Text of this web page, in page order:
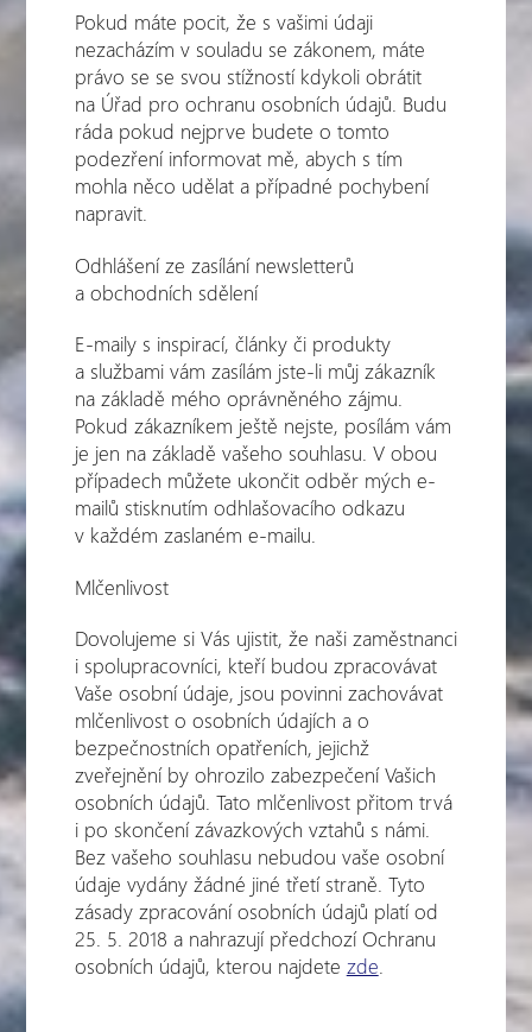
Pokud máte pocit, že s vašimi údaji
nezacházím v souladu se zákonem, máte
právo se se svou stížností kdykoli obrátit
na Úřad pro ochranu osobních údajů. Budu
ráda pokud nejprve budete o tomto
podezření informovat mě, abych s tím
mohla něco udělat a případné pochybení
napravit.
Odhlášení ze zasílání newsletterů
a obchodních sdělení
E-maily s inspirací, články či produkty
a službami vám zasílám jste-li můj zákazník
na základě mého oprávněného zájmu.
Pokud zákazníkem ještě nejste, posílám vám
je jen na základě vašeho souhlasu. V obou
případech můžete ukončit odběr mých e-
mailů stisknutím odhlašovacího odkazu
v každém zaslaném e-mailu.
Mlčenlivost
Dovolujeme si Vás ujistit, že naši zaměstnanci
i spolupracovníci, kteří budou zpracovávat
Vaše osobní údaje, jsou povinni zachovávat
mlčenlivost o osobních údajích a o
bezpečnostních opatřeních, jejichž
zveřejnění by ohrozilo zabezpečení Vašich
osobních údajů. Tato mlčenlivost přitom trvá
i po skončení závazkových vztahů s námi.
Bez vašeho souhlasu nebudou vaše osobní
údaje vydány žádné jiné třetí straně. Tyto
zásady zpracování osobních údajů platí od
25. 5. 2018 a nahrazují předchozí Ochranu
osobních údajů, kterou najdete zde.